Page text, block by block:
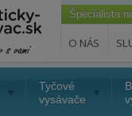
Špecialista
O NÁS
Tyčové
vysávače